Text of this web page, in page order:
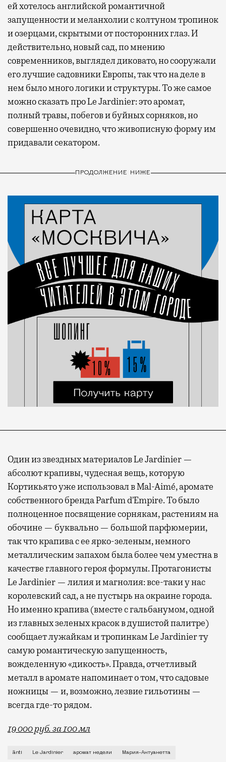
ей хотелось английской романтичной
запущенности и меланхолии с колтуном тропинок
и озерцами, скрытыми от посторонних глаз. И
действительно, новый сад, по мнению
современников, выглядел диковато, но сооружали
его лучшие садовники Европы, так что на деле в
нем было много логики и структуры. То же самое
можно сказать про Le Jardinier: это аромат,
полный травы, побегов и буйных сорняков, но
совершенно очевидно, что живописную форму им
придавали секатором.
ПРОДОЛЖЕНИЕ НИЖЕ
Один из звездных материалов Le Jardinier —
абсолют крапивы, чудесная вещь, которую
Кортикьято уже использовал в Mal-Aimé, аромате
собственного бренда Parfum d’Empire. То было
полноценное посвящение сорнякам, растениям на
обочине — буквально — большой парфюмерии,
так что крапива с ее ярко-зеленым, немного
металлическим запахом была более чем уместна в
качестве главного героя формулы. Протагонисты
Le Jardinier — лилия и магнолия: все-таки у нас
королевский сад, а не пустырь на окраине города.
Но именно крапива (вместе с гальбанумом, одной
из главных зеленых красок в душистой палитре)
сообщает лужайкам и тропинкам Le Jardinier ту
самую романтическую запущенность,
вожделенную «дикость». Правда, отчетливый
металл в аромате напоминает о том, что садовые
ножницы — и, возможно, лезвие гильотины —
всегда где-то рядом.
19 000 руб. за 100 мл
Если попросить знакомого парфманьяка назвать
ānti Le Jardinier аромат недели Мария-Антуанетта